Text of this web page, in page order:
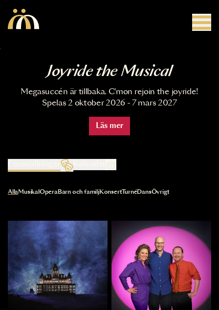
Joyride the Musical
Megasuccén är tillbaka. C'mon rejoin the joyride!
Spelas 2 oktober 2026 - 7 mars 2027
Läs mer
Kalender
Val av kategori uppdaterar innehållet automatiskt
AllaMusikal OperaBarn och familjKonsertTurnéDansÖvrigt